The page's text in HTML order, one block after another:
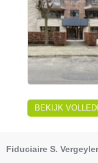
BEKIJK
Fiduciaire S.